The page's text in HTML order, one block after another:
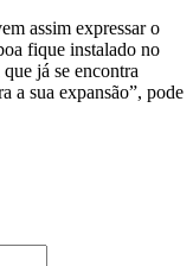
assim expressar o
fique instalado no
já se encontra
a sua expansão”, pode